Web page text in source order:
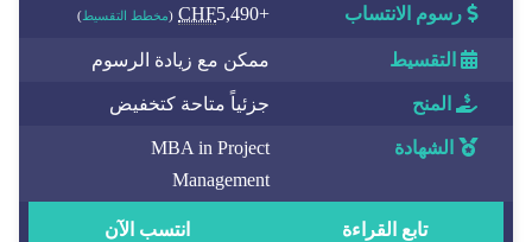
رسوم الانتساب +
CHF5,490
(مخطط التقسيط )
التقسيط ممكن مع زيادة الرسوم
المنح جزئياً متاحة كتخفيض
الشهادة
MBA in Project
Management
تابع القراءة انتسب الآن